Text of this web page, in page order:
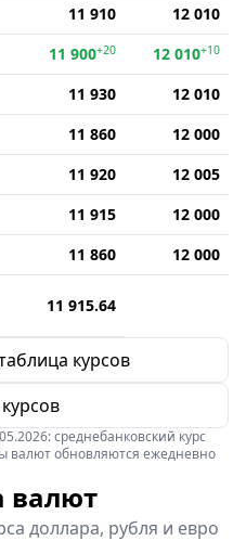
11 910
12 010
11 900+20 12 010+10
11 930
12 010
11 860
12 000
11 920
12 005
11 915
12 000
11 860
12 000
11 915.64
курсов
среднебанковский курс
валют обновляются ежедневно
валют
доллара, рубля и евро